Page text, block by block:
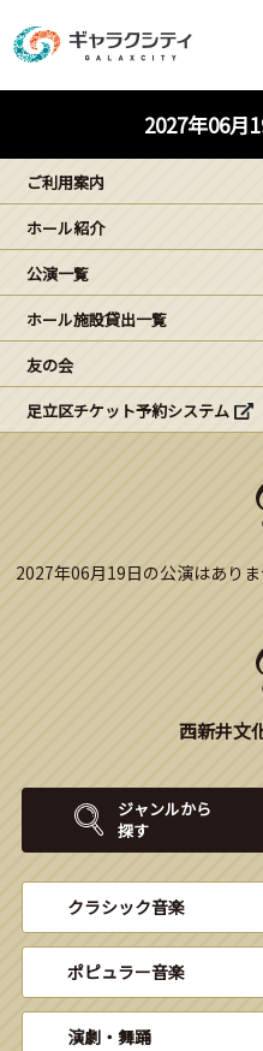
施設案内
文
ギャラクシティとは
こどもみーてぃんぐ
Gがくえん
ブランドからのお知らせ
2027年06月
ご利用案内
ホール紹介
公演一覧
ホール施設貸出一覧
友の会
足立区チケット予約システム
2027年06月19日の公演はありま
西新井文
ジャンルから
探す
クラシック音楽
ポピュラー音楽
演劇・舞踊